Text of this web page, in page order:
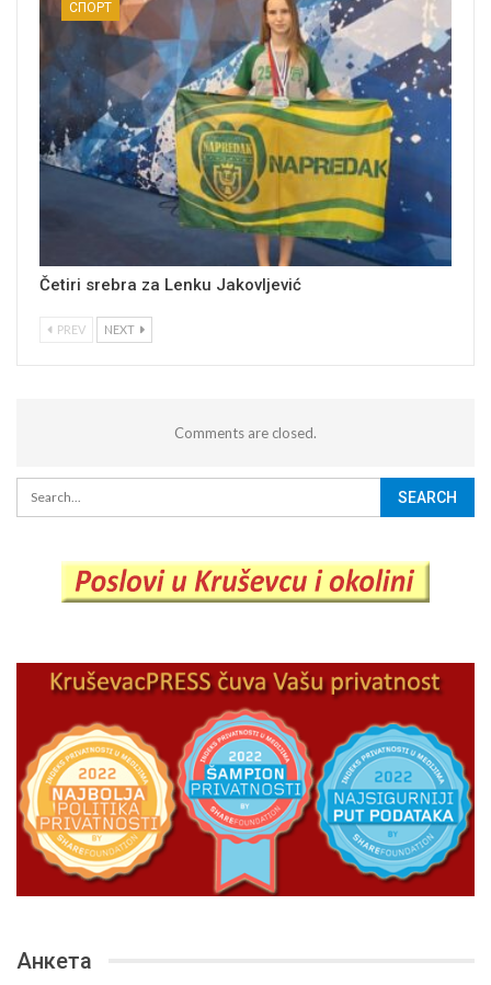
СПОРТ
Četiri srebra za Lenku Jakovljević
PREV NEXT
Comments are closed.
Анкета